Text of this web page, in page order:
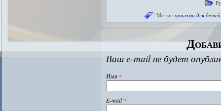
Метки: оригами для детей
Ваш e-mail не будет
Имя *
E-mail*